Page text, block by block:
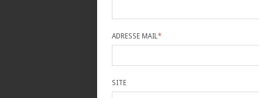
ADRESSE MAIL*
SITE